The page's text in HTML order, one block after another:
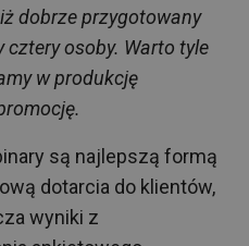
dobrze przygotowany
cztery osoby. Warto tyle
w produkcję
są najlepszą formą
dotarcia do klientów,
wyniki z